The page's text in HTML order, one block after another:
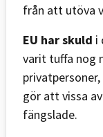
från att utöva
EU har skuld i
varit tuffa nog
gör att vissa
fängslade.